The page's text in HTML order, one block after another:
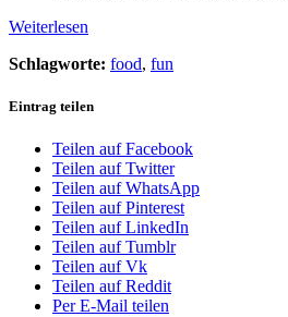
Weiterlesen
Schlagworte: food, fun
Eintrag teilen
Teilen auf Facebook
Teilen auf Twitter
Teilen auf WhatsApp
Teilen auf Pinterest
Teilen auf LinkedIn
Teilen auf Tumblr
Teilen auf Vk
Teilen auf Reddit
Per E-Mail teilen